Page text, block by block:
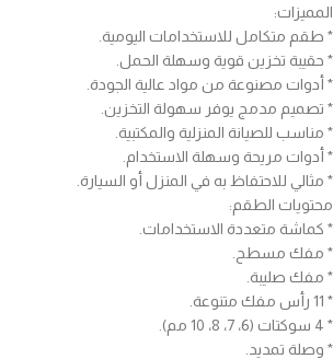
المميزات:
* طقم متكامل للاستخدامات اليومية.
* حقيبة تخزين قوية وسهلة الحمل.
* أدوات مصنوعة من مواد عالية الجودة.
* تصميم مدمج يوفر سهولة التخزين.
* مناسب للصيانة المنزلية والمكتبية.
* أدوات مريحة وسهلة الاستخدام.
* مثالي للاحتفاظ به في المنزل أو السيارة.
محتويات الطقم:
* كماشة متعددة الاستخدامات.
* مفك مسطح.
* مفك صليبة.
* 11 رأس مفك متنوعة.
* 4 سوكتات (6، 7، 8، 10 مم).
* وصلة تمديد.